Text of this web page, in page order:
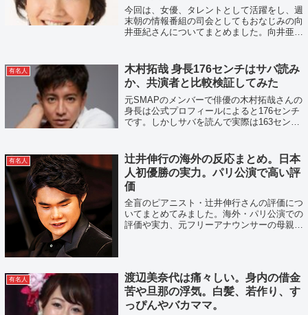
今回は、女優、タレントとして活躍をし、週
末朝の情報番組の司会としてもおなじみの向
井亜紀さんについてまとめました。向井亜紀
の若い頃についてもまとめています。
有名人
木村拓哉 身長176センチはサバ読み
か、共演者と比較検証してみた
元SMAPのメンバーで俳優の木村拓哉さんの
身長は公式プロフィールによると176センチ
です。しかしサバを読んで実際は163センチ
びてそれに追いついたように考えら...
有名人
辻井伸行の海外の反応まとめ。日本
人初優勝の実力。パリ公演で高い評
価
全盲のピアニスト・辻井伸行さんの評価につ
いてまとめてみました。海外・パリ公演での
評価や実力、元フリーアナウンサーの母親・
有名人
渡辺美奈代は痛々しい。身内の借金
苦や旦那の浮気。白髪、若作り、す
っぴんやバカママ。